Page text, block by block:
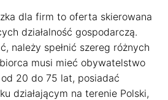
dla firm to oferta skierowana
działalność gospodarczą.
należy spełnić szereg różnych
musi mieć obywatelstwo
20 do 75 lat, posiadać
działającym na terenie Polski,